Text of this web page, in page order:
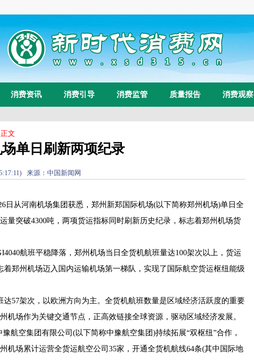
消费资讯 消费引导 消费监管 质量报告 消费观察
文
单日刷新两项纪录
15:17:11) 来源：中国新闻网
从河南机场集团获悉，郑州新郑国际机场(以下简称郑州机场)单日全
量突破4300吨，两项货运指标同时刷新历史纪录，标志着郑州机场货
航班平稳降落，郑州机场当日全货机航班量达100架次以上，货运
郑州机场迈入国内运输机场第一梯队，实现了国际航空货运枢纽能级
架次，以欧洲方向为主。全货机航班数量是区域经济活跃度的重要
机场作为关键交通节点，正高效链接全球资源，驱动区域经济发展。
空集团有限公司(以下简称中豫航空集团)持续拓展“双枢纽”合作，
机场累计运营全货运航空公司35家，开通全货机航线64条(其中国际地